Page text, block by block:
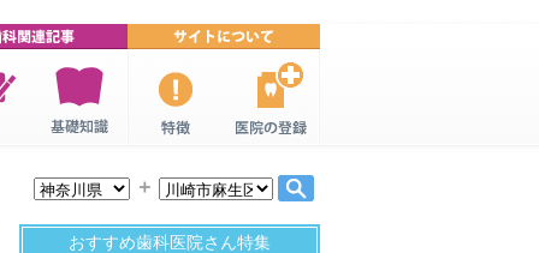
者の基礎知
識
科・歯医者
について
登録
＋
おすすめ歯科医院さん特集